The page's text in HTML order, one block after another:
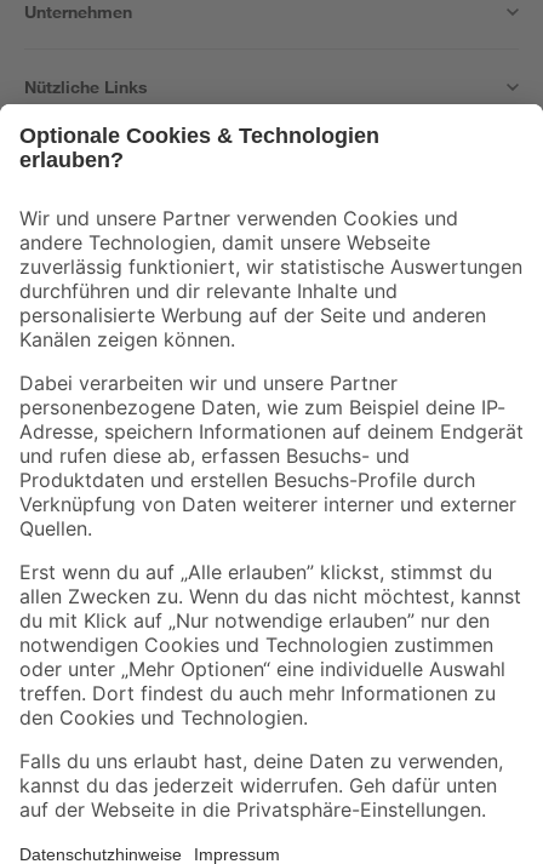
Unternehmen
Nützliche Links
Der toom Newsletter: Keine Angebote und Aktionen mehr verpassen!
Zur Newsletter Anmeldung
Folge uns
Zahlungsarten Versandarten
Sicher einkaufen
Jetzt die toom-App herunterladen
Alle Preisangaben in EUR inkl. gesetzl. MwSt.. Die dargestellten Angebote sind unter
Umständen nicht in allen Märkten verfügbar. Die angegebenen Verfügbarkeiten beziehen
Produkte nur solange der Vorrat reicht.